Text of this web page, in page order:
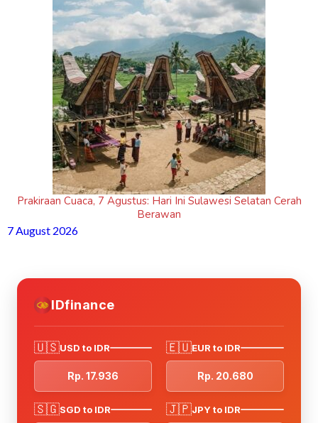
Prakiraan Cuaca, 7 Agustus: Hari Ini Sulawesi Selatan Cerah
Berawan
7 August 2026
IDfinance
🇺🇸USD to IDR
Rp. 17.936
🇪🇺EUR to IDR
Rp. 20.680
🇸🇬SGD to IDR 🇯🇵JPY to IDR